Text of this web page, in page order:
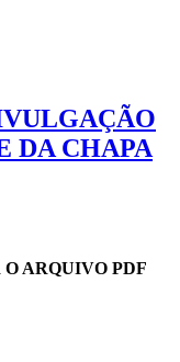
DA CHAPA
ARQUIVO PDF